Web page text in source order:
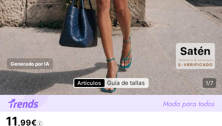
Generado por IA
Artículos Guia de tallas 1/7
11 ,99€